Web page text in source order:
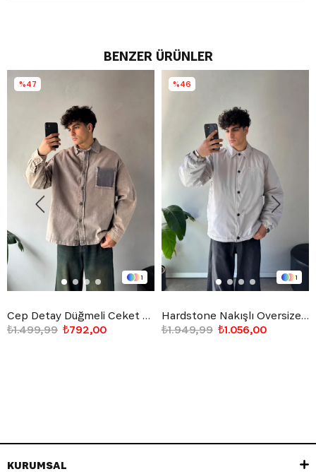
BENZER ÜRÜNLER
1
Cep Detay Düğmeli Ceket Taş Rengi
₺792,00
₺1.499,99
%47
1
Hardstone Nakışlı Oversize Ceket Gri
₺1.056,00
₺1.949,99
%46
KURUMSAL